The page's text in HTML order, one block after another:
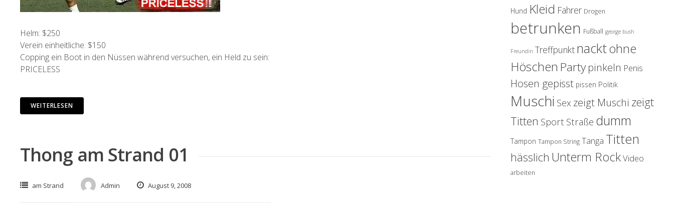
Helm: $250
Verein einheitliche: $150
Copping ein Boot in den Nüssen während versuchen, ein Held zu sein:
PRICELESS
WEITERLESEN
Thong am Strand 01
am Strand Admin August 9, 2008
Hund Kleid Fahrer Drogen
betrunken Fußball george bush
Freundin Treffpunkt nacktohne
Höschen Party pinkeln Penis
Hosen gepisst pissen Politik
Muschi Sex zeigt Muschi zeigt
Titten Sport Straße dumm
Tampon Tampon String Tanga Titten
hässlich Unterm RockVideo
arbeiten